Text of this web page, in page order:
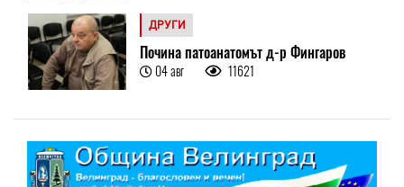
ДРУГИ
Почина патоанатомът д-р Фингаров
04 авг 11621